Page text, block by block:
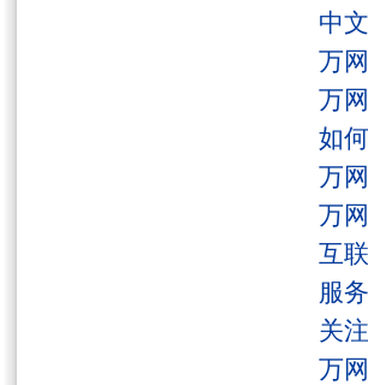
中
万
万
如
万
万
互
服
关
万